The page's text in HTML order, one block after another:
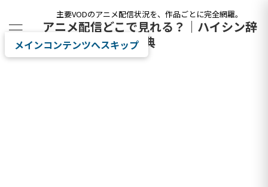
主要VODのアニメ配信状況を、作品ごとに完全網羅。
アニメ配信どこで見れる？｜ハイシン辞
典
メインコンテンツへスキップ